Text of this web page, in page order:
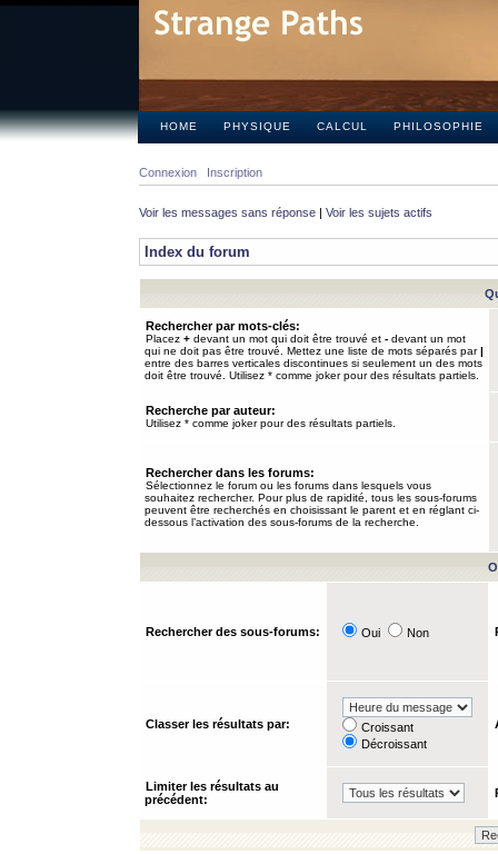
HOME PHYSIQUE CALCUL PHILOSOPHIE
Connexion Inscription
Voir les messages sans réponse | Voir les sujets actifs
Index du forum
Rechercher par mots-clés:
Placez + devant un mot qui doit être trouvé et - devant un mot
qui ne doit pas être trouvé. Mettez une liste de mots séparés par|
entre des barres verticales discontinues si seulement un des mots
doit être trouvé. Utilisez * comme joker pour des résultats partiels.
Recherche par auteur:
Utilisez * comme joker pour des résultats partiels.
Rechercher dans les forums:
Sélectionnez le forum ou les forums dans lesquels vous
souhaitez rechercher. Pour plus de rapidité, tous les sous-forums
peuvent être recherchés en choisissant le parent et en réglant ci-
dessous l’activation des sous-forums de la recherche.
Rechercher des sous-forums: Oui Non
Classer les résultats par:
Croissant
Décroissant
Limiter les résultats au
précédent: